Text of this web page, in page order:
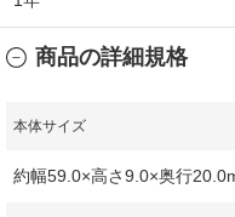
商品の詳細規格
本体サイズ
約幅59.0×高さ9.0×奥行